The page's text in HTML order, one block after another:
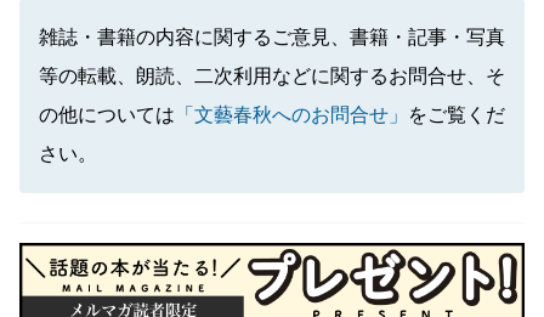
雑誌・書籍の内容に関するご意見、書籍・記事・写真
等の転載、朗読、二次利用などに関するお問合せ、そ
の他については 「文藝春秋へのお問合せ」
をご覧くだ
さい。